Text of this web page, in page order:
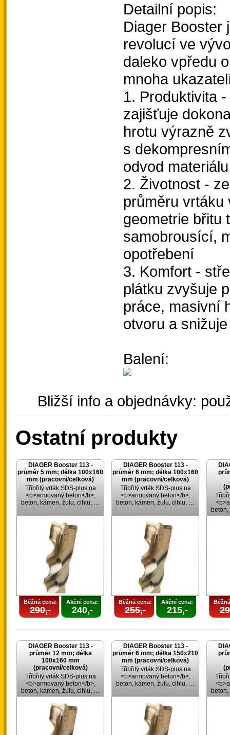
Detailní popis:
Diager Booster
revolucí ve
daleko vpředu
mnoha
1. Produktivita
zajišťuje
hrotu výrazně
s
odvod
2. Životnost -
průměru vrtáku
geometrie břitu
samobrousící,
opotřebení
3. Komfort -
plátku zvyšuje
práce, masivní
otvoru a
Balení:
Bližší info a objednávky:
Ostatní produkty
DIAGER Booster 113 -
průměr 5 mm; délka 100x160
mm (pracovní/celková)
Tříbřitý vrták SDS-plus na
<b>armovaný beton</b>,
beton, kámen, žulu, cihlu, …
Běžná cena:
290,-
Akční cena:
240,-
DIAGER Booster 113 -
průměr 6 mm; délka 100x160
mm (pracovní/celková)
Tříbřitý vrták SDS-plus na
<b>armovaný beton</b>,
beton, kámen, žulu, cihlu, …
Běžná cena:
255,-
Akční cena:
215,-
DIAGER Booster 113 -
průměr 12 mm; délka
100x160 mm
(pracovní/celková)
Tříbřitý vrták SDS-plus na
<b>armovaný beton</b>,
beton, kámen, žulu, cihlu, …
DIAGER Booster 113 -
průměr 6 mm; délka 150x210
mm (pracovní/celková)
Tříbřitý vrták SDS-plus na
<b>armovaný beton</b>,
beton, kámen, žulu, cihlu, …